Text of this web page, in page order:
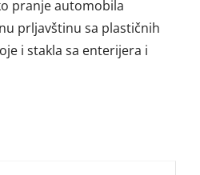
pranje automobila
prljavštinu sa plastičnih
i stakla sa enterijera i